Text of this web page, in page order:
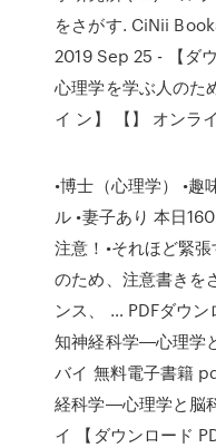
をさがす. CiNii
2019 Sep 25 - 【ダ
心理学を学ぶ人のた
イ ン】 【】 オンラ
•博士（心理学） •
ル •妻子あり 本日
注意！•それほど緊
のため、注意書きを
ンス、 … PDFダウ
知神経科学―心理学
バイ 無料電子書籍
経科学―心理学と脳
イ 【ダウンロード